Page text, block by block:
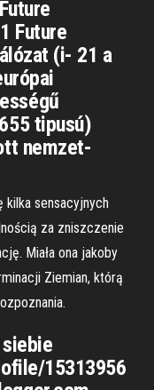
Future
(i- 21 a
tipusú)
nemzet-
sensacyjnych
za zniszczenie
Miała ona jakoby
Ziemian, którą
15313956